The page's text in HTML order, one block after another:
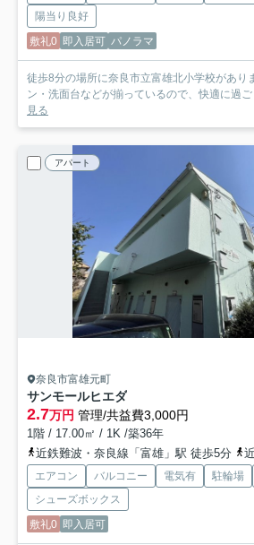
陽当り良好
敷礼0 即入居可 パノラマ
徒歩8分の場所に奈良市立富雄北小学校があり
ン・洗面台などが揃っているので、快適に過ご
見る
アパート
奈良市富雄元町
サンモールヒエダ
2.7万円 管理/共益費3,000円
1階 / 17.00㎡ / 1K /築36年
近鉄難波・奈良線「富雄」駅 徒歩5分
近鉄
エアコン バルコニー 電気有 駐輪場
シューズボックス
敷礼0 即入居可